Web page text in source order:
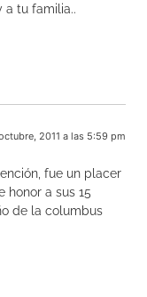
a tu familia..
2011 a las 5:59 pm
fue un placer
honor a sus 15
de la columbus